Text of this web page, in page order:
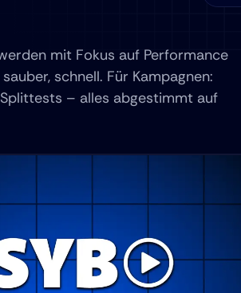
mit Fokus auf Performance
schnell. Für Kampagnen:
– alles abgestimmt auf